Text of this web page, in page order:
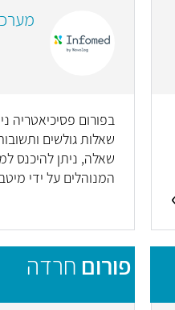
בפורום פסיכיאטריה
שאלות גולשים
שאלה, ניתן להיכנס
המנוהלים על ידי
פורום חרדה